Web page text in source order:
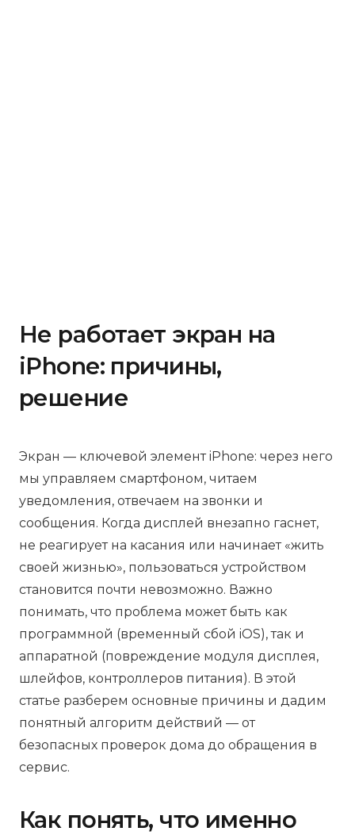
Не работает экран на
iPhone: причины,
решение
Экран — ключевой элемент iPhone: через него
мы управляем смартфоном, читаем
уведомления, отвечаем на звонки и
сообщения. Когда дисплей внезапно гаснет,
не реагирует на касания или начинает «жить
своей жизнью», пользоваться устройством
становится почти невозможно. Важно
понимать, что проблема может быть как
программной (временный сбой iOS), так и
аппаратной (повреждение модуля дисплея,
шлейфов, контроллеров питания). В этой
статье разберем основные причины и дадим
понятный алгоритм действий — от
безопасных проверок дома до обращения в
сервис.
Как понять, что именно